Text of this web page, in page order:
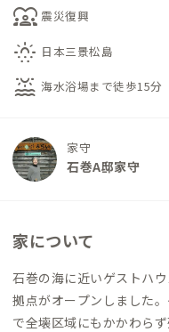
diversity_1 震災復興
sunny_snowing 日本三景松島
water_lux 海水浴場まで徒歩15分
家守
石巻A邸家守
家について
石巻の海に近いゲストハ
拠点がオープンしました
で全壊区域にもかかわら